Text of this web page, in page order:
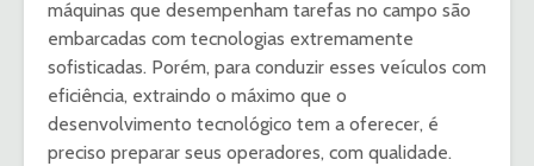
máquinas que desempenham tarefas no campo são
embarcadas com tecnologias extremamente
sofisticadas. Porém, para conduzir esses veículos com
eficiência, extraindo o máximo que o
desenvolvimento tecnológico tem a oferecer, é
preciso preparar seus operadores, com qualidade.